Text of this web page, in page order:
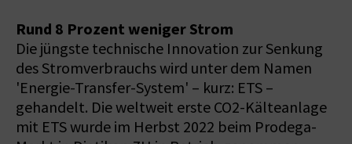
Rund 8 Prozent weniger Strom
Die jüngste technische Innovation zur Senkung
des Stromverbrauchs wird unter dem Namen
'Energie-Transfer-System' – kurz: ETS –
gehandelt. Die weltweit erste CO2-Kälteanlage
mit ETS wurde im Herbst 2022 beim Prodega-